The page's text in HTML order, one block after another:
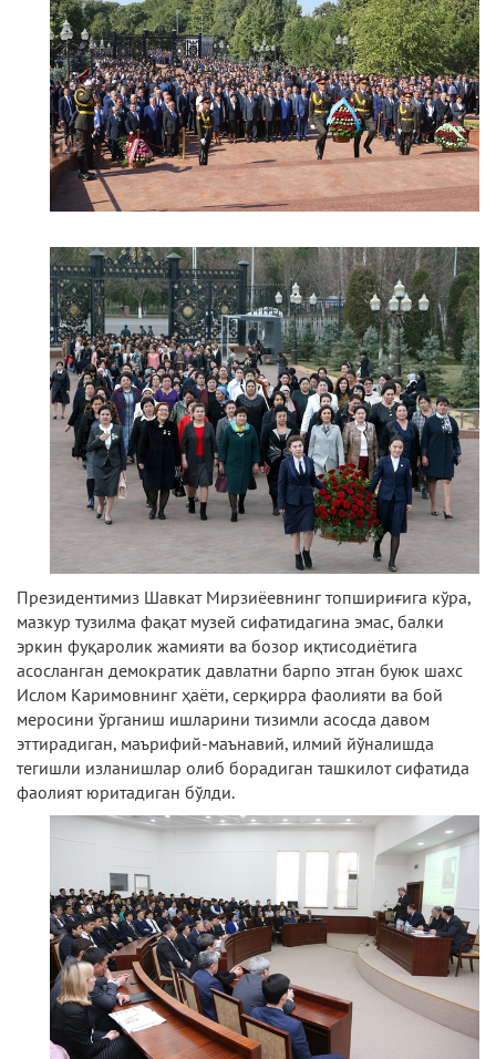
Президентимиз Шавкат Мирзиёевнинг топшириғига кўра,
мазкур тузилма фақат музей сифатидагина эмас, балки
эркин фуқаролик жамияти ва бозор иқтисодиётига
асосланган демократик давлатни барпо этган буюк шахс
Ислом Каримовнинг ҳаёти, серқирра фаолияти ва бой
меросини ўрганиш ишларини тизимли асосда давом
эттирадиган, маърифий-маънавий, илмий йўналишда
тегишли изланишлар олиб борадиган ташкилот сифатида
фаолият юритадиган бўлди.